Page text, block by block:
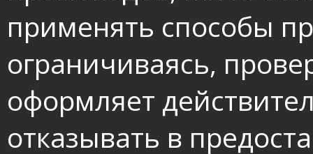
применять способы
ограничиваясь,
оформляет
отказывать в